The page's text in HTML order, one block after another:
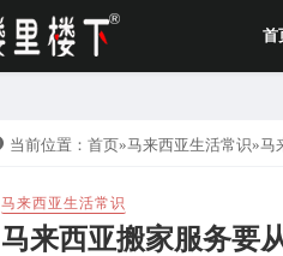
首
当前位置： 首页»马来西亚生活常识»马
马来西亚生活常识
马来西亚搬家服务要